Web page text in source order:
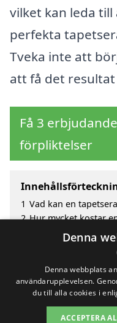
vilket kan leda
perfekta
Tveka inte att
att få det
Få 3
förpliktelser
1 Vad kan en
2 Hur mycket kostar
Fördelar med att
Sök efter en
Denna
Denna webbplats
användarupplevelsen.
du till alla cookies i
ACCEPTERA